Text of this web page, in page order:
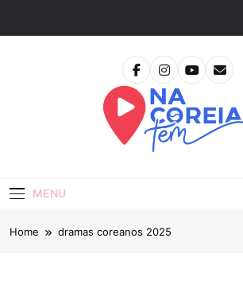
MENU
Home dramas coreanos 2025